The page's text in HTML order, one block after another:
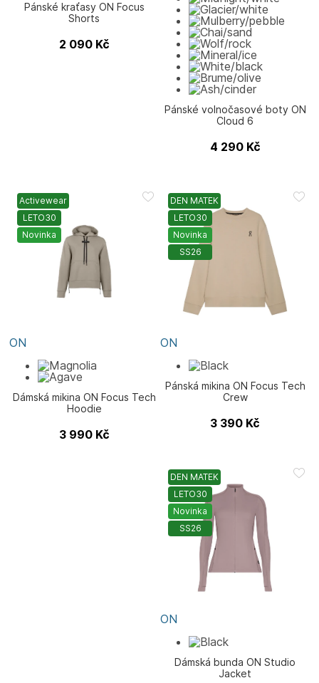
Pánské kraťasy ON Focus
Shorts
2 090 Kč
Pánské volnočasové boty ON
Cloud 6
4 290 Kč
Activewear
LETO30
Novinka
ON
Dámská mikina ON Focus Tech
Hoodie
3 990 Kč
DEN MATEK
LETO30
Novinka
SS26
ON
Pánská mikina ON Focus Tech
Crew
3 390 Kč
DEN MATEK
LETO30
Novinka
SS26
ON
Dámská bunda ON Studio
Jacket